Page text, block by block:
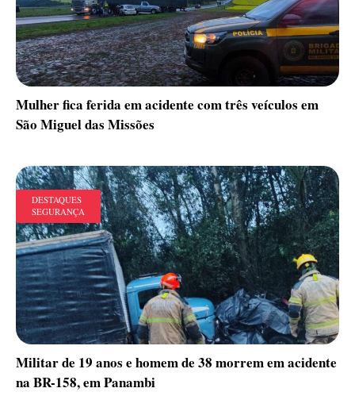
Mulher fica ferida em acidente com três veículos em
São Miguel das Missões
DESTAQUES
SEGURANÇA
Militar de 19 anos e homem de 38 morrem em acidente
na BR-158, em Panambi